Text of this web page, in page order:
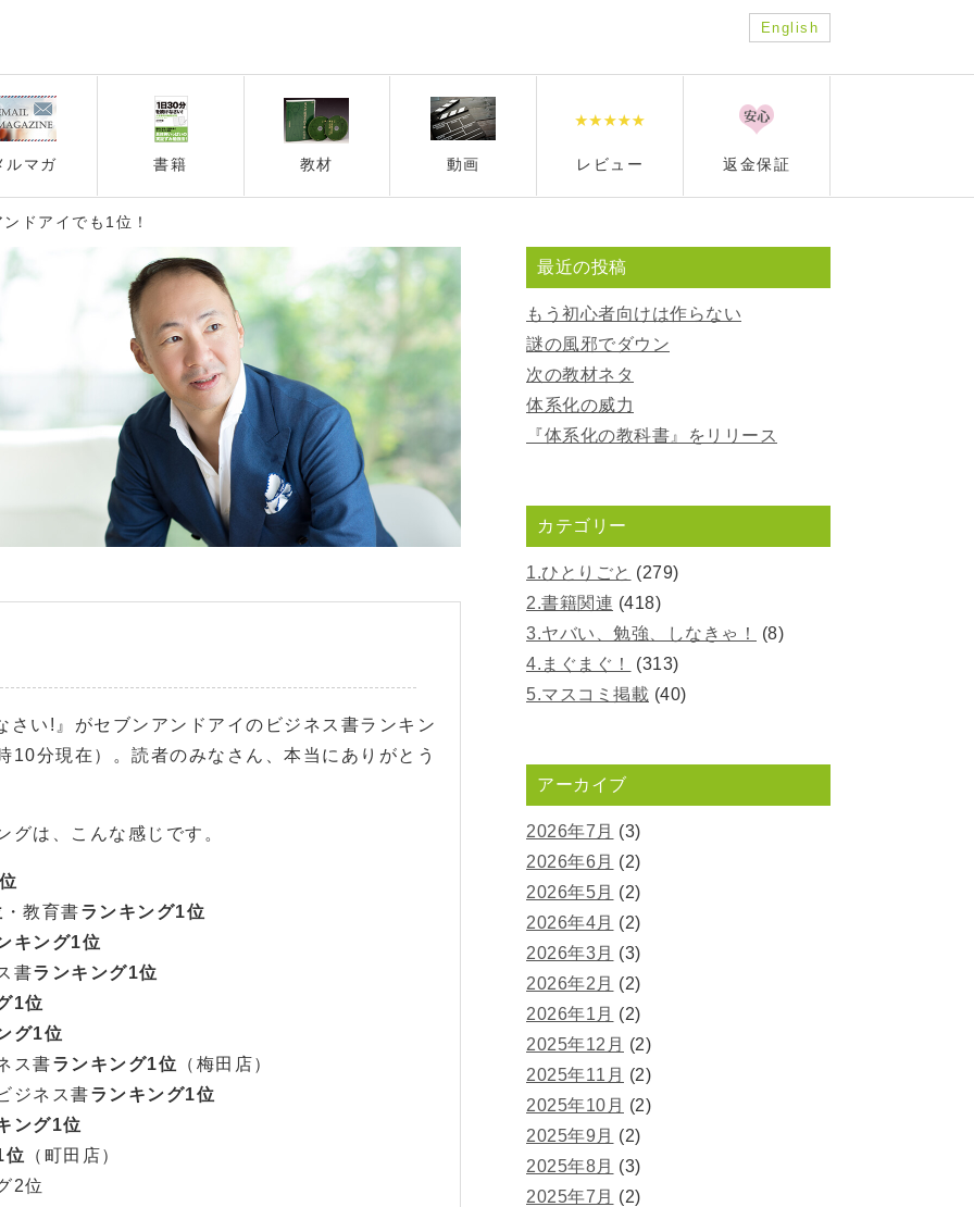
English
ルマガ 書籍 教材 動画 レビュー 返金保証
ドアイでも1位！
い!』がセブンアンドアイのビジネス書ランキン
分現在）。読者のみなさん、本当にありがとう
グは、こんな感じです。
・教育書ランキング1位
キング1位
書ランキング1位
1位
グ1位
ス書ランキング1位 （梅田店）
ジネス書ランキング1位
ング1位
位 （町田店）
2位
最近の投稿
もう初心者向けは作らない
謎の風邪でダウン
次の教材ネタ
体系化の威力
『体系化の教科書』をリリース
カテゴリー
1.ひとりごと (279)
2.書籍関連 (418)
3.ヤバい、勉強、しなきゃ！
(8)
4.まぐまぐ！
(313)
5.マスコミ掲載 (40)
アーカイブ
2026年7月 (3)
2026年6月 (2)
2026年5月 (2)
2026年4月 (2)
2026年3月 (3)
2026年2月 (2)
2026年1月 (2)
2025年12月 (2)
2025年11月 (2)
2025年10月 (2)
2025年9月 (2)
2025年8月 (3)
2025年7月 (2)